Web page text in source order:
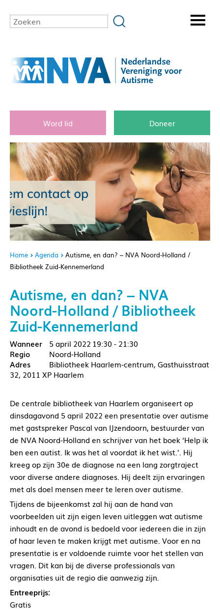
Word lid Doneer
Home Agenda
Autisme, en dan? – NVA Noord-Holland /
Bibliotheek Zuid-Kennemerland
Autisme, en dan? – NVA
Noord-Holland / Bibliotheek
Zuid-Kennemerland
5 april 2022 19:30 - 21:30
Noord-Holland
Bibliotheek Haarlem-centrum, Gasthuisstraat
32, 2011 XP Haarlem
De centrale bibliotheek van Haarlem organiseert op
dinsdagavond 5 april 2022 een presentatie over autisme
met gastspreker Pascal van IJzendoorn, bestuurder van
de NVA Noord-Holland en schrijver van het boek ‘Help ik
ben een autist. Ik was het al voordat ik het wist.’. Hij
kreeg op zijn 30e de diagnose na een lang zorgtraject
voor diverse andere diagnoses. Hij deelt zijn ervaringen
met als doel mensen meer te leren over autisme.
Tijdens de bijeenkomst zal hij aan de hand van
voorbeelden uit zijn eigen leven uitleggen wat autisme
inhoudt en de avond is bedoeld voor iedereen die in zijn
of haar leven te maken krijgt met autisme. Voor en na
presentatie is er voldoende ruimte voor het stellen van
vragen. Dit kan bij de diverse professionals van
organisaties uit de regio die aanwezig zijn.
Entreeprijs:
Gratis